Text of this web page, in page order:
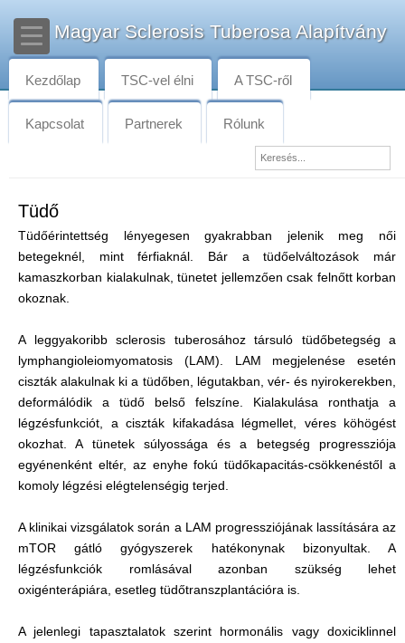
Magyar Sclerosis Tuberosa Alapítvány
Kezdőlap TSC-vel élni A TSC-ről
Kapcsolat Partnerek Rólunk
Tüdő
Tüdőérintettség lényegesen gyakrabban jelenik meg női
betegeknél, mint férfiaknál. Bár a tüdőelváltozások már
kamaszkorban kialakulnak, tünetet jellemzően csak felnőtt korban
okoznak.
A leggyakoribb sclerosis tuberosához társuló tüdőbetegség a
lymphangioleiomyomatosis (LAM). LAM megjelenése esetén
ciszták alakulnak ki a tüdőben, légutakban, vér- és nyirokerekben,
deformálódik a tüdő belső felszíne. Kialakulása ronthatja a
légzésfunkciót, a ciszták kifakadása légmellet, véres köhögést
okozhat. A tünetek súlyossága és a betegség progressziója
egyénenként eltér, az enyhe fokú tüdőkapacitás-csökkenéstől a
komoly légzési elégtelenségig terjed.
A klinikai vizsgálatok során a LAM progressziójának lassítására az
mTOR gátló gyógyszerek hatékonynak bizonyultak. A
légzésfunkciók romlásával azonban szükség lehet
oxigénterápiára, esetleg tüdőtranszplantációra is.
A jelenlegi tapasztalatok szerint hormonális vagy doxiciklinnel